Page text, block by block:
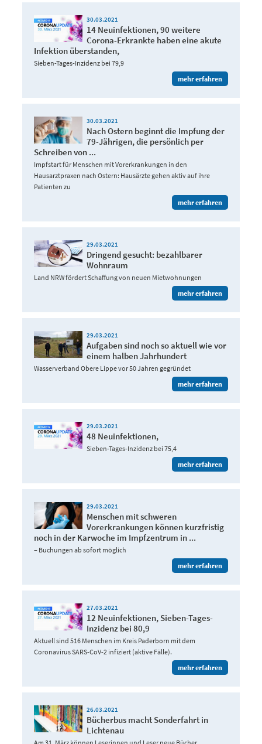
30.03.2021
14 Neuinfektionen, 90 weitere
Corona-Erkrankte haben eine akute
Infektion überstanden,
Sieben-Tages-Inzidenz bei 79,9
mehr erfahren
30.03.2021
Nach Ostern beginnt die Impfung der
79-Jährigen, die persönlich per
Schreiben von ...
Impfstart für Menschen mit Vorerkrankungen in den
Hausarztpraxen nach Ostern: Hausärzte gehen aktiv auf ihre
Patienten zu
mehr erfahren
29.03.2021
Dringend gesucht: bezahlbarer
Wohnraum
Land NRW fördert Schaffung von neuen Mietwohnungen
mehr erfahren
29.03.2021
Aufgaben sind noch so aktuell wie vor
einem halben Jahrhundert
Wasserverband Obere Lippe vor 50 Jahren gegründet
mehr erfahren
29.03.2021
48 Neuinfektionen,
Sieben-Tages-Inzidenz bei 75,4
mehr erfahren
29.03.2021
Menschen mit schweren
Vorerkrankungen können kurzfristig
noch in der Karwoche im Impfzentrum in ...
– Buchungen ab sofort möglich
mehr erfahren
27.03.2021
12 Neuinfektionen, Sieben-Tages-
Inzidenz bei 80,9
Aktuell sind 516 Menschen im Kreis Paderborn mit dem
Coronavirus SARS-CoV-2 infiziert (aktive Fälle).
mehr erfahren
26.03.2021
Bücherbus macht Sonderfahrt in
Lichtenau